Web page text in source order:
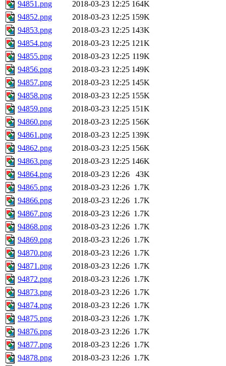
94851.png 2018-03-23 12:25 164K
94852.png
2018-03-23 12:25 159K
94853.png
2018-03-23 12:25 143K
94854.png
2018-03-23 12:25 121K
94855.png
2018-03-23 12:25 119K
94856.png
2018-03-23 12:25 149K
94857.png
2018-03-23 12:25 145K
94858.png
2018-03-23 12:25 155K
94859.png
2018-03-23 12:25 151K
94860.png
2018-03-23 12:25 156K
94861.png
2018-03-23 12:25 139K
94862.png
2018-03-23 12:25 156K
94863.png
2018-03-23 12:25 146K
94864.png
2018-03-23 12:26
43K
94865.png
2018-03-23 12:26 1.7K
94866.png
2018-03-23 12:26 1.7K
94867.png
2018-03-23 12:26 1.7K
94868.png
2018-03-23 12:26 1.7K
94869.png
2018-03-23 12:26 1.7K
94870.png
2018-03-23 12:26 1.7K
94871.png
2018-03-23 12:26 1.7K
94872.png
2018-03-23 12:26 1.7K
94873.png
2018-03-23 12:26 1.7K
94874.png
2018-03-23 12:26 1.7K
94875.png
2018-03-23 12:26 1.7K
94876.png
2018-03-23 12:26 1.7K
94877.png
2018-03-23 12:26 1.7K
94878.png
2018-03-23 12:26 1.7K